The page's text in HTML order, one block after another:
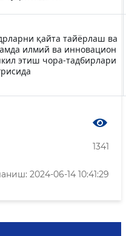
қайта тайёрлаш ва
илмий ва инновацион
этиш чора-тадбирлари
1341
2024-06-14 10:41:29